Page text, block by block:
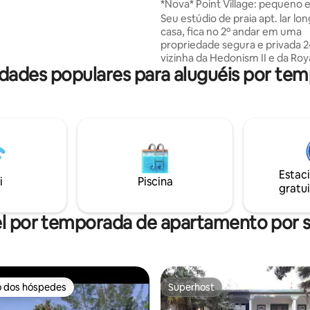
*Nova* Point Village: pequeno
em Negril
Seu estúdio de praia apt. lar
casa, fica no 2º andar em uma
propriedade segura e privada
vizinha da Hedonism II e da
Hotels. Uma caminhada de 5 minutos
leva você à piscina ou a uma
roupas de cama limpas para
cama e praia. Desfrute de água
engarrafada de cortesia e
café da manhã para sua
estadia. Táxis privados no portão levam
bares
populares para aluguéis por
Piscina
por temporada de apartamento por
dos hóspedes
dos hóspedes Superhost
Superhost